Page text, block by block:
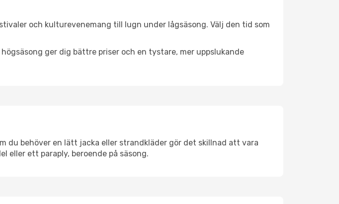
och kulturevenemang till lugn under lågsäsong. Välj den tid som
ger dig bättre priser och en tystare, mer uppslukande
du behöver en lätt jacka eller strandkläder gör det skillnad att vara
eller ett paraply, beroende på säsong.